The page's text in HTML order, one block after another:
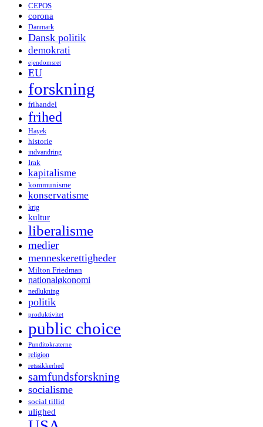
CEPOS
corona
Danmark
Dansk politik
demokrati
ejendomsret
EU
forskning
frihandel
frihed
Hayek
historie
indvandring
Irak
kapitalisme
kommunisme
konservatisme
krig
kultur
liberalisme
medier
menneskerettigheder
Milton Friedman
nationaløkonomi
nedlukning
politik
produktivitet
public choice
Punditokraterne
religion
retssikkerhed
samfundsforskning
socialisme
social tillid
ulighed